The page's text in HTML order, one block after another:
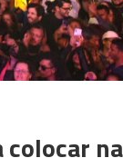
colocar na